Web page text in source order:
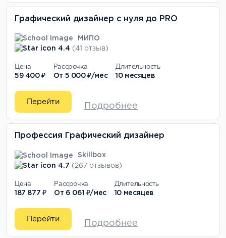
Графический дизайнер с нуля до PRO
МИПО
4.4 (41 отзыв)
Цена
59 400 ₽
Рассрочка
От 5 000 ₽/мес
Длительность
10 месяцев
Перейти
Подробнее
Профессия Графический дизайнер
Skillbox
4.7 (267 отзывов)
Цена
187 877 ₽
Рассрочка
От 6 061 ₽/мес
Длительность
10 месяцев
Перейти
Подробнее